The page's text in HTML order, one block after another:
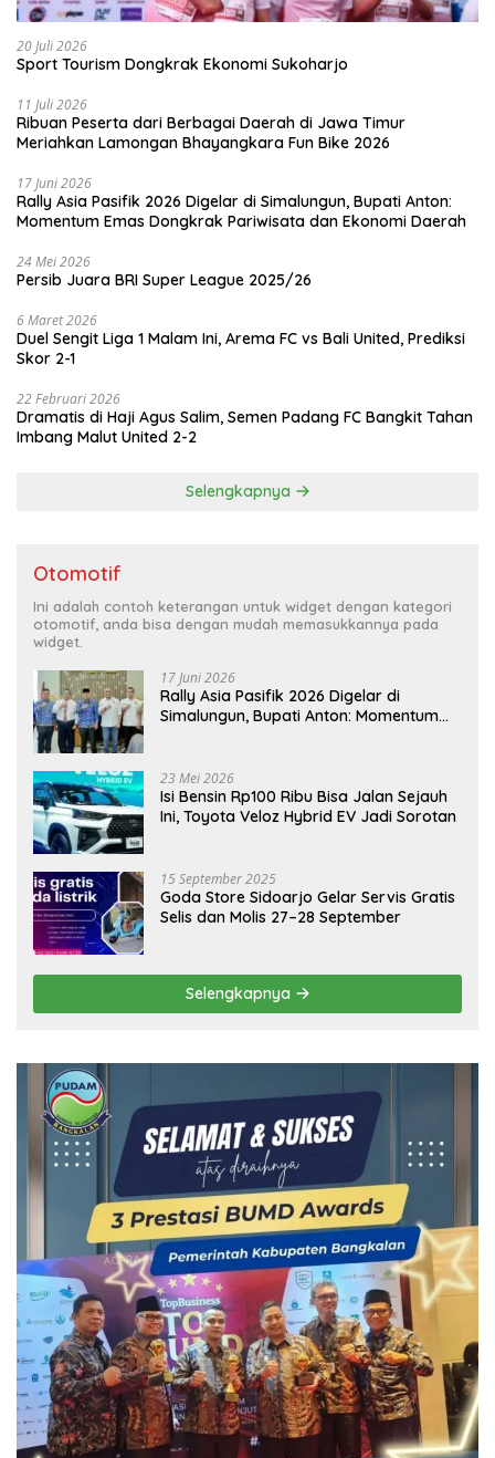
20 Juli 2026
Sport Tourism Dongkrak Ekonomi Sukoharjo
11 Juli 2026
Ribuan Peserta dari Berbagai Daerah di Jawa Timur
Meriahkan Lamongan Bhayangkara Fun Bike 2026
17 Juni 2026
Rally Asia Pasifik 2026 Digelar di Simalungun, Bupati Anton:
Momentum Emas Dongkrak Pariwisata dan Ekonomi Daerah
24 Mei 2026
Persib Juara BRI Super League 2025/26
6 Maret 2026
Duel Sengit Liga 1 Malam Ini, Arema FC vs Bali United, Prediksi
Skor 2-1
22 Februari 2026
Dramatis di Haji Agus Salim, Semen Padang FC Bangkit Tahan
Imbang Malut United 2-2
Selengkapnya
Otomotif
Ini adalah contoh keterangan untuk widget dengan kategori
otomotif, anda bisa dengan mudah memasukkannya pada
widget.
17 Juni 2026
Rally Asia Pasifik 2026 Digelar di
Simalungun, Bupati Anton: Momentum
23 Mei 2026
Isi Bensin Rp100 Ribu Bisa Jalan Sejauh
Ini, Toyota Veloz Hybrid EV Jadi Sorotan
15 September 2025
Goda Store Sidoarjo Gelar Servis Gratis
Selis dan Molis 27–28 September
Selengkapnya